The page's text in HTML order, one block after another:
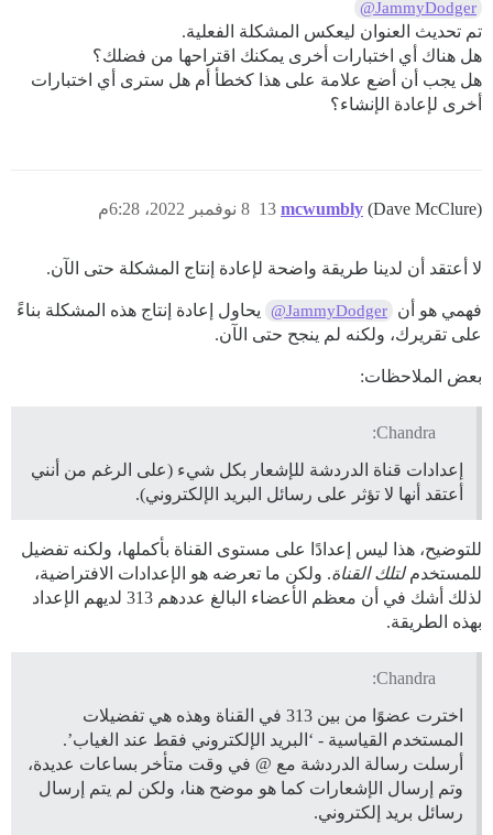
@JammyDodger
تم تحديث العنوان ليعكس المشكلة الفعلية.
هل هناك أي اختبارات أخرى يمكنك اقتراحها من فضلك؟
هل يجب أن أضع علامة على هذا كخطأ أم هل سترى أي اختبارات
أخرى لإعادة الإنشاء؟
mcwumbly (Dave McClure) 8 نوفمبر 2022، 6:28م 13
لا أعتقد أن لدينا طريقة واضحة لإعادة إنتاج المشكلة حتى الآن.
فهمي هو أن @JammyDodger
يحاول إعادة إنتاج هذه المشكلة بناءً
على تقريرك، ولكنه لم ينجح حتى الآن.
بعض الملاحظات:
Chandra:
إعدادات قناة الدردشة للإشعار بكل شيء (على الرغم من أنني
أعتقد أنها لا تؤثر على رسائل البريد الإلكتروني).
للتوضيح، هذا ليس إعدادًا على مستوى القناة بأكملها، ولكنه تفضيل
للمستخدملتلك القناة. ولكن ما تعرضه هو الإعدادات الافتراضية،
لذلك أشك في أن معظم الأعضاء البالغ عددهم 313 لديهم الإعداد
بهذه الطريقة.
Chandra:
اخترت عضوًا من بين 313 في القناة وهذه هي تفضيلات
المستخدم القياسية - ‘البريد الإلكتروني فقط عند الغياب’.
أرسلت رسالة الدردشة مع @ في وقت متأخر بساعات عديدة،
وتم إرسال الإشعارات كما هو موضح هنا، ولكن لم يتم إرسال
رسائل بريد إلكتروني.